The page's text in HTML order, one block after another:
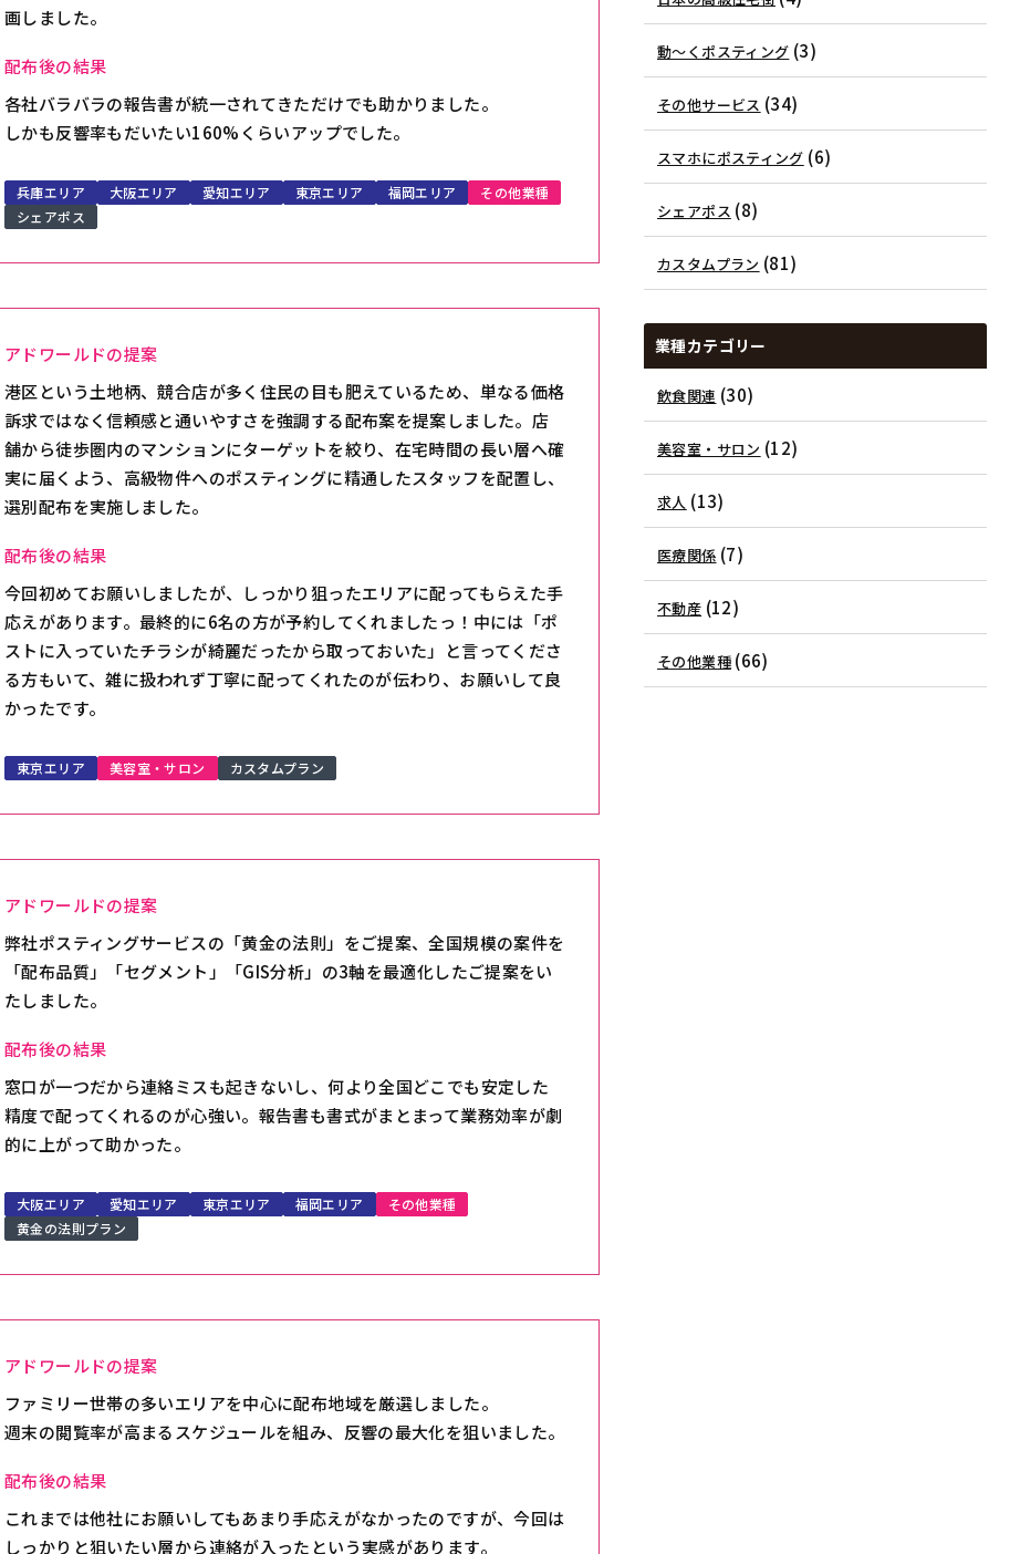
画しました。
配布後の結果
各社バラバラの報告書が統一されてきただけでも助かりました。
しかも反響率もだいたい160%くらいアップでした。
兵庫エリア 大阪エリア 愛知エリア 東京エリア 福岡エリア
その他業種
シェアポス
アドワールドの提案
港区という土地柄、競合店が多く住民の目も肥えているため、単なる価格
訴求ではなく信頼感と通いやすさを強調する配布案を提案しました。店
舗から徒歩圏内のマンションにターゲットを絞り、在宅時間の長い層へ確
実に届くよう、高級物件へのポスティングに精通したスタッフを配置し、
選別配布を実施しました。
配布後の結果
今回初めてお願いしましたが、しっかり狙ったエリアに配ってもらえた手
応えがあります。最終的に6名の方が予約してくれましたっ！中には「ポ
ストに入っていたチラシが綺麗だったから取っておいた」と言ってくださ
る方もいて、雑に扱われず丁寧に配ってくれたのが伝わり、お願いして良
かったです。
東京エリア 美容室・サロン カスタムプラン
アドワールドの提案
弊社ポスティングサービスの「黄金の法則」をご提案、全国規模の案件を
「配布品質」「セグメント」「GIS分析」の3軸を最適化したご提案をい
たしました。
配布後の結果
窓口が一つだから連絡ミスも起きないし、何より全国どこでも安定した
精度で配ってくれるのが心強い。報告書も書式がまとまって業務効率が劇
的に上がって助かった。
大阪エリア 愛知エリア 東京エリア 福岡エリア
その他業種
黄金の法則プラン
アドワールドの提案
ファミリー世帯の多いエリアを中心に配布地域を厳選しました。
週末の閲覧率が高まるスケジュールを組み、反響の最大化を狙いました。
配布後の結果
これまでは他社にお願いしてもあまり手応えがなかったのですが、今回は
しっかりと狙いたい層から連絡が入ったという実感があります。
動～くポスティング (3)
その他サービス (34)
スマホにポスティング (6)
シェアポス (8)
カスタムプラン (81)
業種カテゴリー
飲食関連 (30)
美容室・サロン (12)
求人 (13)
医療関係 (7)
不動産 (12)
その他業種(66)